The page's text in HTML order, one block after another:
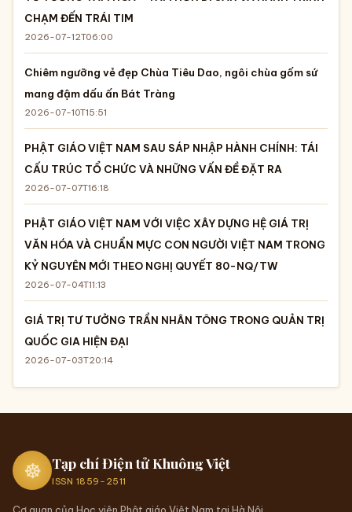
Bài mới nhất
TƯ TƯỞNG TAM HÒA - TÂM HỒN DI SẢN VÀ HÀNH TRÌNH
PHẬT GIÁO VIỆT NAM SAU SÁP NHẬP HÀNH CHÍNH: TÁI
CẤU TRÚC TỔ CHỨC VÀ NHỮNG VẤN ĐỀ ĐẶT RA